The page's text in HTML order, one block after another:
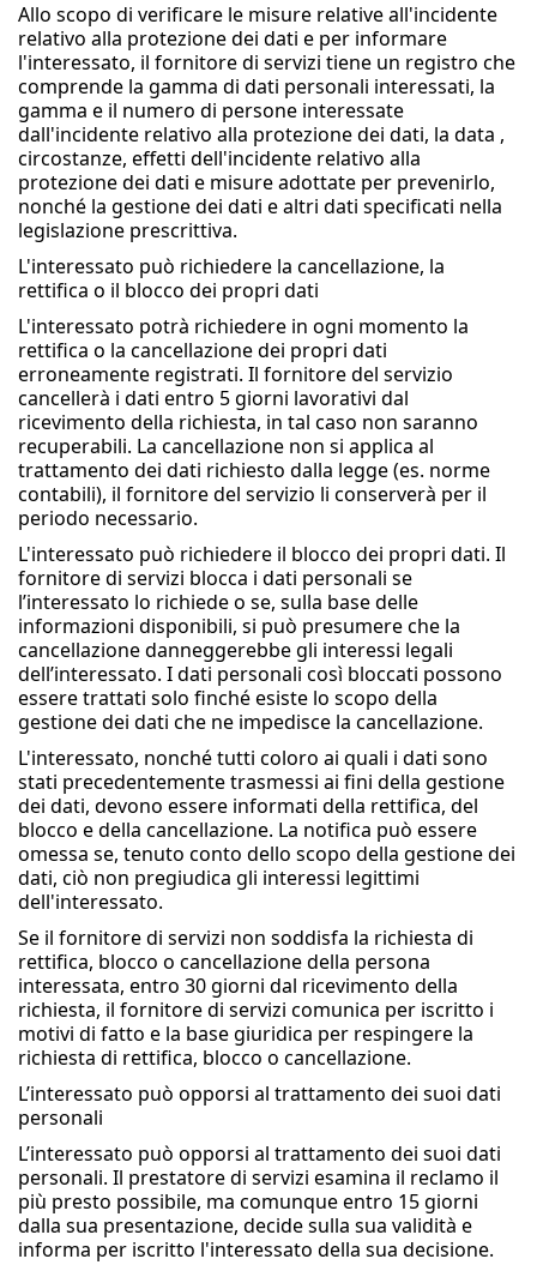
Allo scopo di verificare le misure relative all'incidente
relativo alla protezione dei dati e per informare
l'interessato, il fornitore di servizi tiene un registro che
comprende la gamma di dati personali interessati, la
gamma e il numero di persone interessate
dall'incidente relativo alla protezione dei dati, la data ,
circostanze, effetti dell'incidente relativo alla
protezione dei dati e misure adottate per prevenirlo,
nonché la gestione dei dati e altri dati specificati nella
legislazione prescrittiva.
L'interessato può richiedere la cancellazione, la
rettifica o il blocco dei propri dati
L'interessato potrà richiedere in ogni momento la
rettifica o la cancellazione dei propri dati
erroneamente registrati. Il fornitore del servizio
cancellerà i dati entro 5 giorni lavorativi dal
ricevimento della richiesta, in tal caso non saranno
recuperabili. La cancellazione non si applica al
trattamento dei dati richiesto dalla legge (es. norme
contabili), il fornitore del servizio li conserverà per il
periodo necessario.
L'interessato può richiedere il blocco dei propri dati. Il
fornitore di servizi blocca i dati personali se
l’interessato lo richiede o se, sulla base delle
informazioni disponibili, si può presumere che la
cancellazione danneggerebbe gli interessi legali
dell’interessato. I dati personali così bloccati possono
essere trattati solo finché esiste lo scopo della
gestione dei dati che ne impedisce la cancellazione.
L'interessato, nonché tutti coloro ai quali i dati sono
stati precedentemente trasmessi ai fini della gestione
dei dati, devono essere informati della rettifica, del
blocco e della cancellazione. La notifica può essere
omessa se, tenuto conto dello scopo della gestione dei
dati, ciò non pregiudica gli interessi legittimi
dell'interessato.
Se il fornitore di servizi non soddisfa la richiesta di
rettifica, blocco o cancellazione della persona
interessata, entro 30 giorni dal ricevimento della
richiesta, il fornitore di servizi comunica per iscritto i
motivi di fatto e la base giuridica per respingere la
richiesta di rettifica, blocco o cancellazione.
L’interessato può opporsi al trattamento dei suoi dati
personali
L’interessato può opporsi al trattamento dei suoi dati
personali. Il prestatore di servizi esamina il reclamo il
più presto possibile, ma comunque entro 15 giorni
dalla sua presentazione, decide sulla sua validità e
informa per iscritto l'interessato della sua decisione.